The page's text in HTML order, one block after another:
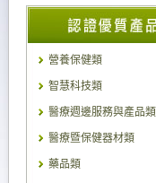
營養保健類
智慧科技類
醫療週邊服務與產品類
醫療暨保健器材類
藥品類